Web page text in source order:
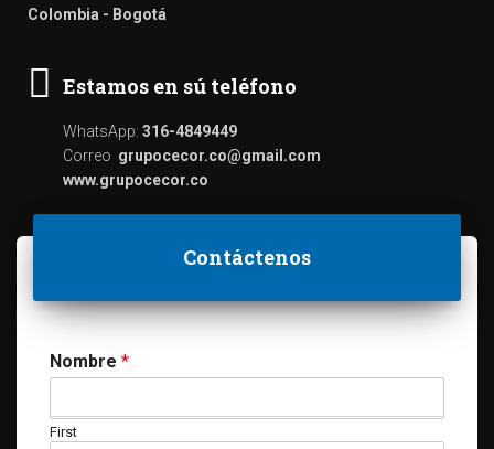
Colombia - Bogotá
Estamos en sú teléfono
WhatsApp: 316-4849449
Correo grupocecor.co@gmail.com
www.grupocecor.co
Contáctenos
Nombre *
First